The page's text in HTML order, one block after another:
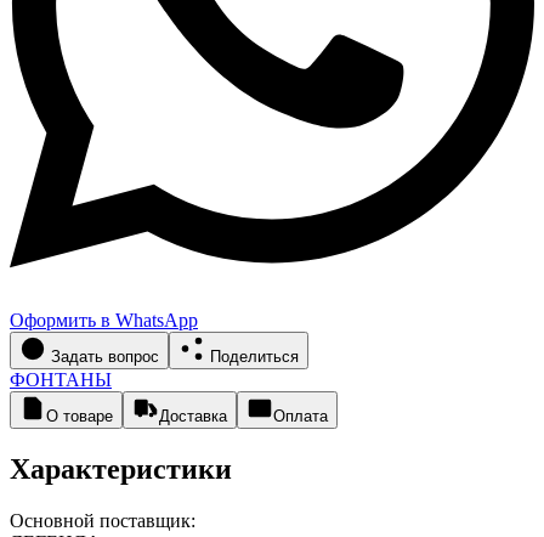
Оформить в WhatsApp
Задать вопрос Поделиться
ФОНТАНЫ
О товаре Доставка Оплата
Характеристики
Основной поставщик: